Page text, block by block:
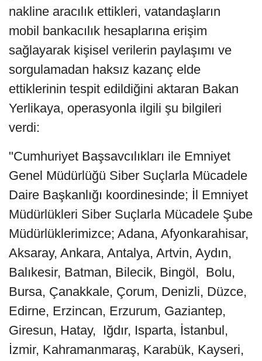
nakline aracılık ettikleri, vatandaşların
mobil bankacılık hesaplarına erişim
sağlayarak kişisel verilerin paylaşımı ve
sorgulamadan haksız kazanç elde
ettiklerinin tespit edildiğini aktaran Bakan
Yerlikaya, operasyonla ilgili şu bilgileri
verdi:
"Cumhuriyet Başsavcılıkları ile Emniyet
Genel Müdürlüğü Siber Suçlarla Mücadele
Daire Başkanlığı koordinesinde; İl Emniyet
Müdürlükleri Siber Suçlarla Mücadele Şube
Müdürlüklerimizce; Adana, Afyonkarahisar,
Aksaray, Ankara, Antalya, Artvin, Aydın,
Balıkesir, Batman, Bilecik, Bingöl, Bolu,
Bursa, Çanakkale, Çorum, Denizli, Düzce,
Edirne, Erzincan, Erzurum, Gaziantep,
Giresun, Hatay, Iğdır, Isparta, İstanbul,
İzmir, Kahramanmaraş, Karabük, Kayseri,